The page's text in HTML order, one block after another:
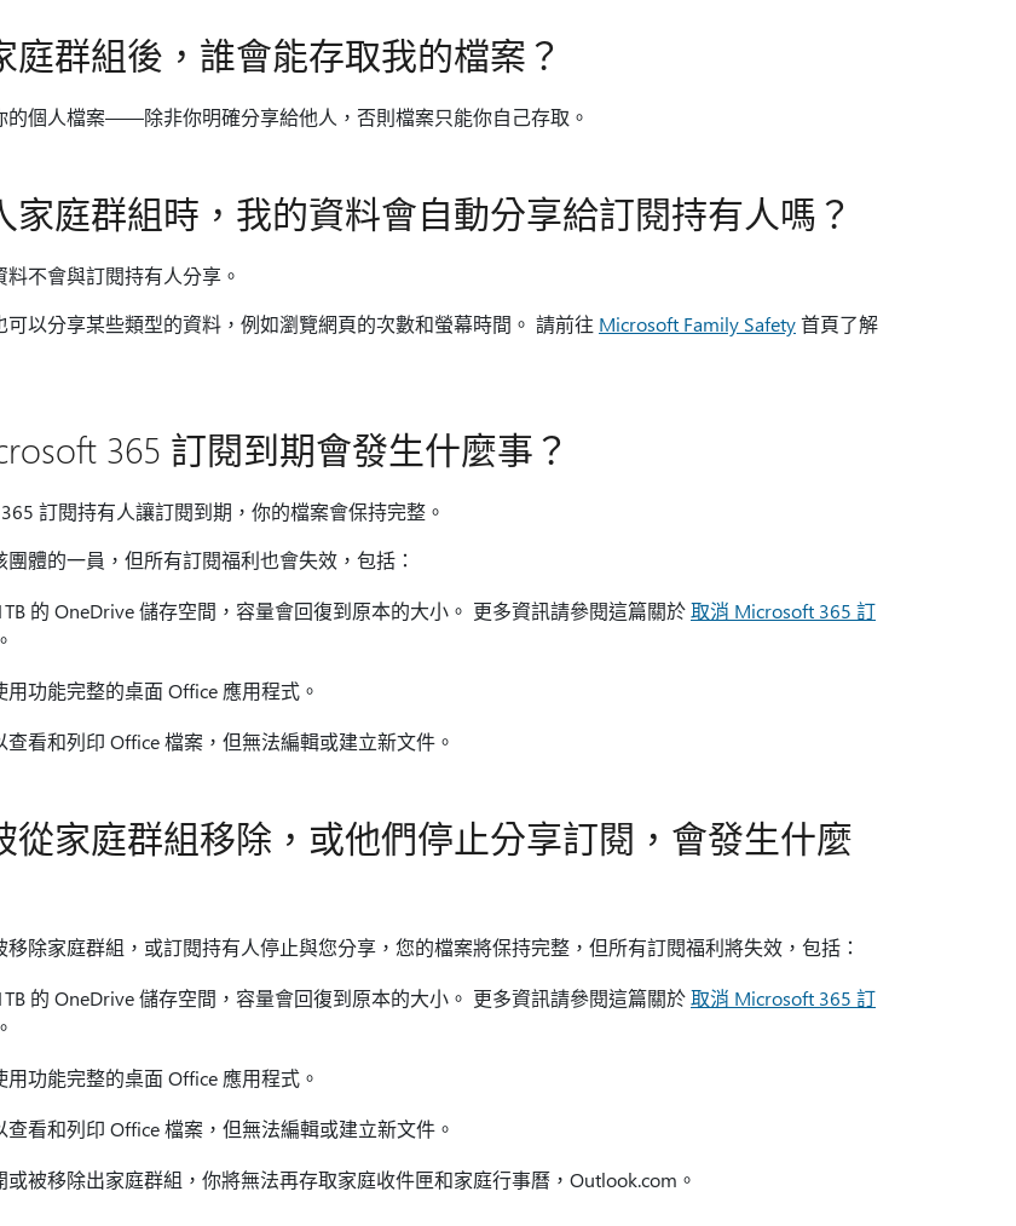
庭群組後，誰會能存取我的檔案？
的個人檔案——除非你明確分享給他人，否則檔案只能你自己存取。
家庭群組時，我的資料會自動分享給訂閱持有人嗎？
不會與訂閱持有人分享。
可以分享某些類型的資料，例如瀏覽網頁的次數和螢幕時間。 請前往 Microsoft Family Safety首頁了解
365 訂閱到期會發生什麼事？
訂閱持有人讓訂閱到期，你的檔案會保持完整。
體的一員，但所有訂閱福利也會失效，包括：
的 OneDrive 儲存空間，容量會回復到原本的大小。 更多資訊請參閱這篇關於取消 Microsoft 365 訂
用功能完整的桌面 Office 應用程式。
查看和列印 Office 檔案，但無法編輯或建立新文件。
從家庭群組移除，或他們停止分享訂閱，會發生什麼
移除家庭群組，或訂閱持有人停止與您分享，您的檔案將保持完整，但所有訂閱福利將失效，包括：
的 OneDrive 儲存空間，容量會回復到原本的大小。 更多資訊請參閱這篇關於取消 Microsoft 365 訂
用功能完整的桌面 Office 應用程式。
查看和列印 Office 檔案，但無法編輯或建立新文件。
或被移除出家庭群組，你將無法再存取家庭收件匣和家庭行事曆，Outlook.com。